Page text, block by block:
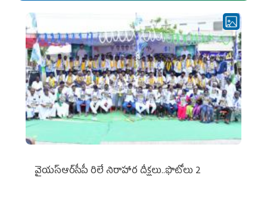
వైయ‌స్ఆర్‌సీపీ రిలే నిరాహార దీక్షలు..ఫొటోలు 2